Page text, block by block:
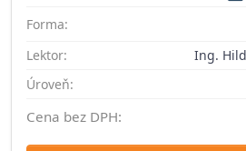
Forma:
Lektor:
Ing.
Úroveň:
Cena bez DPH: